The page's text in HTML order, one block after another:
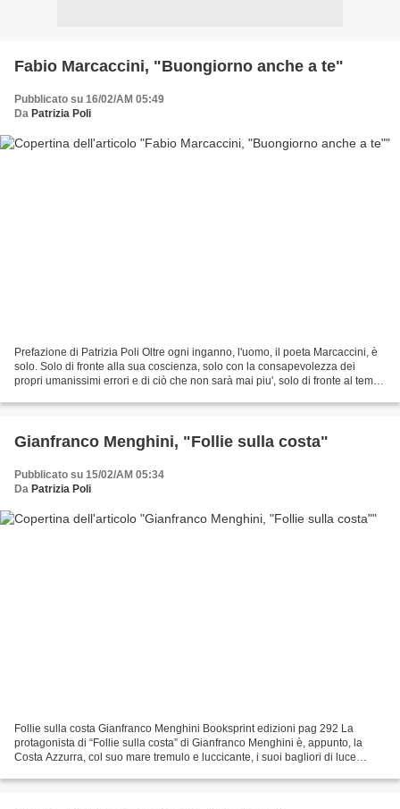
Fabio Marcaccini, "Buongiorno anche a te"
Pubblicato su 16/02/AM 05:49
Da Patrizia Poli
Prefazione di Patrizia Poli Oltre ogni inganno, l'uomo, il poeta Marcaccini, è
solo. Solo di fronte alla sua coscienza, solo con la consapevolezza dei
propri umanissimi errori e di ciò che non sarà mai piu', solo di fronte al tempo
Gianfranco Menghini, "Follie sulla costa"
Pubblicato su 15/02/AM 05:34
Da Patrizia Poli
Follie sulla costa Gianfranco Menghini Booksprint edizioni pag 292 La
protagonista di “Follie sulla costa” di Gianfranco Menghini è, appunto, la
Costa Azzurra, col suo mare tremulo e luccicante, i suoi bagliori di luce